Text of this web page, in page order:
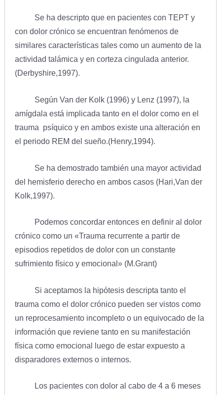
Se ha descripto que en pacientes con TEPT y
con dolor crónico se encuentran fenómenos de
similares características tales como un aumento de la
actividad talámica y en corteza cingulada anterior.
(Derbyshire,1997).
Según Van der Kolk (1996) y Lenz (1997), la
amígdala está implicada tanto en el dolor como en el
trauma psíquico y en ambos existe una alteración en
el periodo REM del sueño.(Henry,1994).
Se ha demostrado también una mayor actividad
del hemisferio derecho en ambos casos (Hari,Van der
Kolk,1997).
Podemos concordar entonces en definir al dolor
crónico como un «Trauma recurrente a partir de
episodios repetidos de dolor con un constante
sufrimiento físico y emocional» (M.Grant)
Si aceptamos la hipótesis descripta tanto el
trauma como el dolor crónico pueden ser vistos como
un reprocesamiento incompleto o un equivocado de la
información que reviene tanto en su manifestación
física como emocional luego de estar expuesto a
disparadores externos o internos.
Los pacientes con dolor al cabo de 4 a 6 meses